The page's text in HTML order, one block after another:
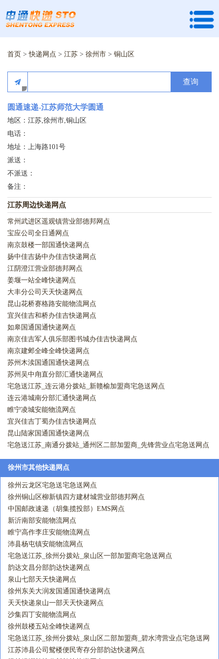
首页 >快递网点 > 江苏 > 徐州市 > 铜山区
查询
圆通速递-江苏师范大学圆通
地区：江苏,徐州市,铜山区
电话：
地址：上海路101号
派送：
不派送：
备注：
江苏周边快递网点
常州武进区遥观镇营业部德邦网点
宝应公司全日通网点
南京鼓楼一部国通快递网点
扬中佳吉扬中办佳吉快递网点
江阴澄江营业部德邦网点
姜堰一站全峰快递网点
大丰分公司天天快递网点
昆山花桥赛格路安能物流网点
宜兴佳吉和桥办佳吉快递网点
如皋国通国通快递网点
南京佳吉军人俱乐部图书城办佳吉快递网点
南京建邺全峰全峰快递网点
苏州木渎国通国通快递网点
苏州吴中甪直分部汇通快递网点
宅急送江苏_连云港分拨站_新赣榆加盟商宅急送网点
连云港城南分部汇通快递网点
睢宁凌城安能物流网点
宜兴佳吉丁蜀办佳吉快递网点
昆山陆家国通国通快递网点
宅急送江苏_南通分拨站_通州区二部加盟商_先锋营业点宅急送网点
徐州市其他快递网点
徐州云龙区宅急送宅急送网点
徐州铜山区柳新镇四方建材城营业部德邦网点
中国邮政速递（胡集揽投部）EMS网点
新沂南部安能物流网点
睢宁高作李庄安能物流网点
沛县杨屯镇安能物流网点
宅急送江苏_徐州分拨站_泉山区一部加盟商宅急送网点
韵达文昌分部韵达快递网点
泉山七部天天快递网点
徐州东关大润发国通国通快递网点
天天快递泉山一部天天快递网点
沙集四丁安能物流网点
徐州鼓楼五站全峰快递网点
宅急送江苏_徐州分拨站_泉山区二部加盟商_碧水湾营业点宅急送网
点
江苏沛县公司鸳楼便民寄存分部韵达快递网点